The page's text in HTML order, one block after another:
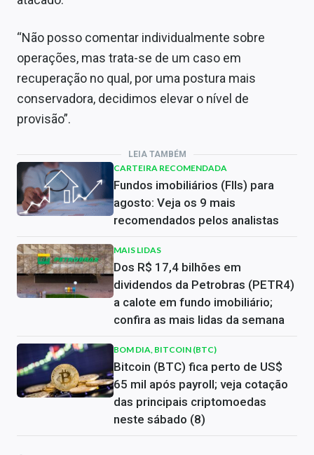
“Não posso comentar individualmente sobre
operações, mas trata-se de um caso em
recuperação no qual, por uma postura mais
conservadora, decidimos elevar o nível de
provisão”.
LEIA TAMBÉM
CARTEIRA RECOMENDADA
Fundos imobiliários (FIIs) para
agosto: Veja os 9 mais
recomendados pelos analistas
MAIS LIDAS
Dos R$ 17,4 bilhões em
dividendos da Petrobras (PETR4)
a calote em fundo imobiliário;
confira as mais lidas da semana
BOM DIA, BITCOIN (BTC)
Bitcoin (BTC) fica perto de US$
65 mil após payroll; veja cotação
das principais criptomoedas
neste sábado (8)